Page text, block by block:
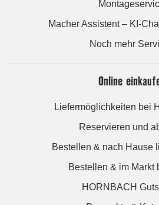
Macher Assistent – KI-
Noch mehr
Online
Liefermöglichkeiten bei
Reservieren und
Bestellen & nach Hause
Bestellen & im Markt
HORNBACH